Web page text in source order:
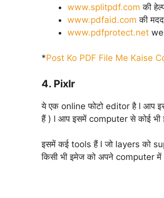
www.splitpdf.com की
www.pdfaid.com की
www.pdfprotect.net
*Post Ko PDF File Me Kaise
4. Pixlr
ये एक online फोटो editor है l आप
हैं ) l आप इसमें computer से कोई
इसमें कई tools हैं l जो layers को
किसी भी इमेज को अपने computer